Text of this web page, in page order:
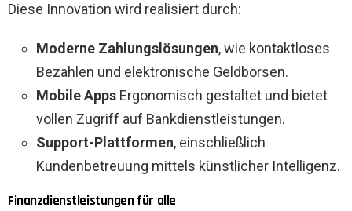
Diese Innovation wird realisiert durch:
Moderne Zahlungslösungen, wie kontaktloses
Bezahlen und elektronische Geldbörsen.
Mobile Apps Ergonomisch gestaltet und bietet
vollen Zugriff auf Bankdienstleistungen.
Support-Plattformen, einschließlich
Kundenbetreuung mittels künstlicher Intelligenz.
Finanzdienstleistungen für alle